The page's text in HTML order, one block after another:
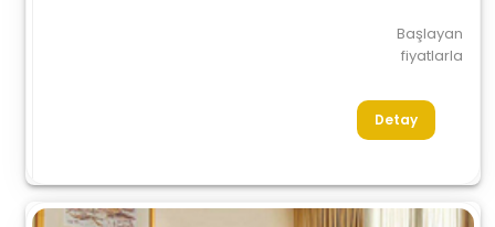
Başlayan
fiyatlarla
Detay